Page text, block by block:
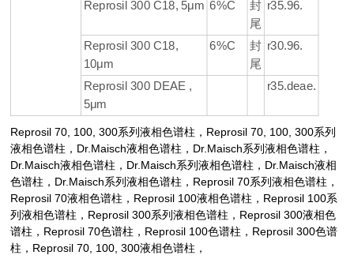
Reprosil 300 C18, 5μm 6%C 封
尾
r35.96.
Reprosil 300 C18,
10μm
6%C
封
尾
r30.96.
Reprosil 300 DEAE ,
5μm
r35.deae.
Reprosil 70, 100, 300系列液相色谱柱， Reprosil 70, 100, 300系列
液相色谱柱， Dr.Maisch液相色谱柱 ， Dr.Maisch系列液相色谱柱 ，
Dr.Maisch液相色谱柱 ， Dr.Maisch系列液相色谱柱 ， Dr.Maisch液相
色谱柱 ， Dr.Maisch系列液相色谱柱 ， Reprosil 70系列液相色谱柱，
Reprosil 70液相色谱柱， Reprosil 100液相色谱柱， Reprosil 100系
列液相色谱柱， Reprosil 300系列液相色谱柱， Reprosil 300液相色
谱柱， Reprosil 70色谱柱， Reprosil 100色谱柱， Reprosil 300色谱
柱， Reprosil 70, 100, 300液相色谱柱，